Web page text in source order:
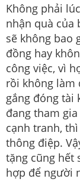
Không phải
nhận quà của
sẽ không bao
đồng hay
công việc, vì
rồi không làm
gắng đóng tài
đang tham
cạnh tranh,
thông điệp.
tặng cũng hết
hợp để người